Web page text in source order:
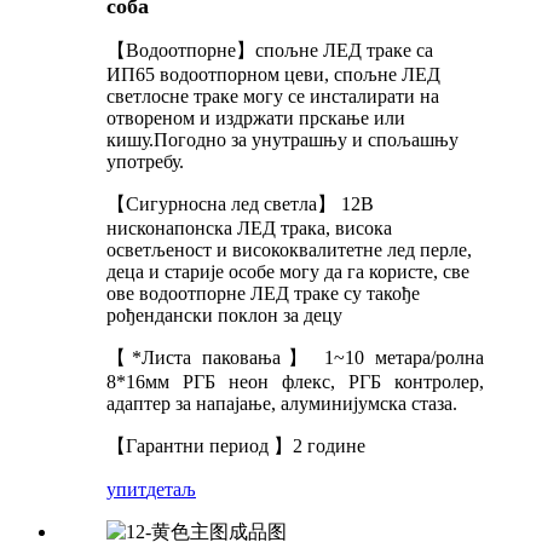
соба
【Водоотпорне】спољне ЛЕД траке са
ИП65 водоотпорном цеви, спољне ЛЕД
светлосне траке могу се инсталирати на
отвореном и издржати прскање или
кишу.Погодно за унутрашњу и спољашњу
употребу.
【Сигурносна лед светла】 12В
нисконапонска ЛЕД трака, висока
осветљеност и висококвалитетне лед перле,
деца и старије особе могу да га користе, све
ове водоотпорне ЛЕД траке су такође
рођендански поклон за децу
【*Листа паковања】 1~10 метара/ролна
8*16мм РГБ неон флекс, РГБ контролер,
адаптер за напајање, алуминијумска стаза.
【Гарантни период 】2 године
упитдетаљ